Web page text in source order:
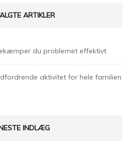
ARTIKLER
du problemet effektivt
aktivitet for hele familien
INDLÆG